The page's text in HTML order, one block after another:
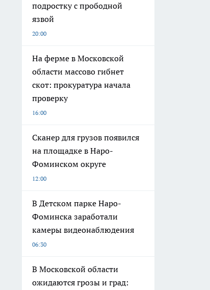
подростку с прободной
язвой
20:00
На ферме в Московской
области массово гибнет
скот: прокуратура начала
проверку
16:00
Сканер для грузов появился
на площадке в Наро-
Фоминском округе
12:00
В Детском парке Наро-
Фоминска заработали
камеры видеонаблюдения
06:30
В Московской области
ожидаются грозы и град: